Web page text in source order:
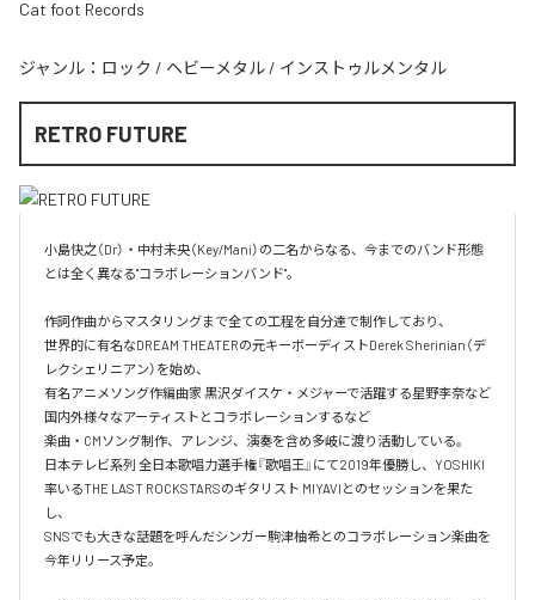
Cat foot Records
ジャンル： ロック / ヘビーメタル / インストゥルメンタル
RETRO FUTURE
小島快之（Dr）・中村未央（Key/Mani）の二名からなる、今までのバンド形態
とは全く異なる"コラボレーションバンド"。
作詞作曲からマスタリングまで全ての工程を自分達で制作しており、
世界的に有名なDREAM THEATERの元キーボーディストDerek Sherinian（デ
レクシェリニアン）を始め、
有名アニメソング作編曲家 黒沢ダイスケ・メジャーで活躍する星野李奈など
国内外様々なアーティストとコラボレーションするなど
楽曲・CMソング制作、アレンジ、演奏を含め多岐に渡り活動している。
日本テレビ系列 全日本歌唱力選手権『歌唱王』にて2019年優勝し、YOSHIKI
率いるTHE LAST ROCKSTARSのギタリスト MIYAVIとのセッションを果た
し、
SNSでも大きな話題を呼んだシンガー駒津柚希とのコラボレーション楽曲を
今年リリース予定。